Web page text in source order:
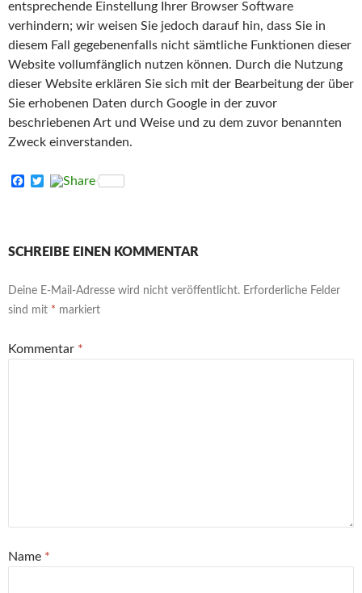
entsprechende Einstellung Ihrer Browser Software
verhindern; wir weisen Sie jedoch darauf hin, dass Sie in
diesem Fall gegebenenfalls nicht sämtliche Funktionen dieser
Website vollumfänglich nutzen können. Durch die Nutzung
dieser Website erklären Sie sich mit der Bearbeitung der über
Sie erhobenen Daten durch Google in der zuvor
beschriebenen Art und Weise und zu dem zuvor benannten
Zweck einverstanden.
F
o
o
e
r
SCHREIBE EINEN KOMMENTAR
Deine E-Mail-Adresse wird nicht veröffentlicht. Erforderliche Felder
sind mit * markiert
Kommentar *
Name *